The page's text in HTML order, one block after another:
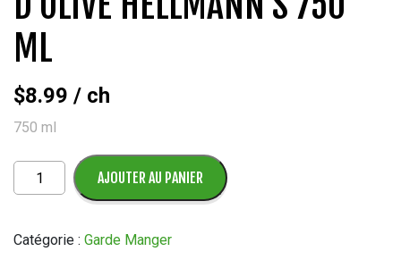
ML
$8.99 / ch
750 ml
quantité
de
à
AJOUTER AU PANIER
Catégorie : Garde Manger